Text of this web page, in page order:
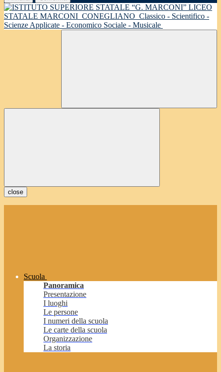
LICEO
STATALE MARCONI CONEGLIANO Classico - Scientifico -
Scienze Applicate - Economico Sociale - Musicale
close
Scuola
Panoramica
Presentazione
I luoghi
Le persone
I numeri della scuola
Le carte della scuola
Organizzazione
La storia